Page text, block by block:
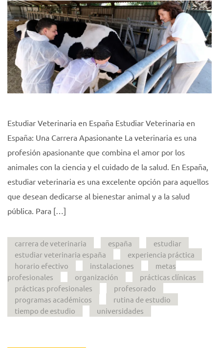
Estudiar Veterinaria en España Estudiar Veterinaria en
España: Una Carrera Apasionante La veterinaria es una
profesión apasionante que combina el amor por los
animales con la ciencia y el cuidado de la salud. En España,
estudiar veterinaria es una excelente opción para aquellos
que desean dedicarse al bienestar animal y a la salud
pública. Para […]
carrera de veterinaria españa
estudiar
estudiar veterinaria españa
experiencia práctica
horario efectivo
instalaciones
metas
profesionales
organización
prácticas clínicas
prácticas profesionales
profesorado
programas académicos
rutina de estudio
tiempo de estudio
universidades